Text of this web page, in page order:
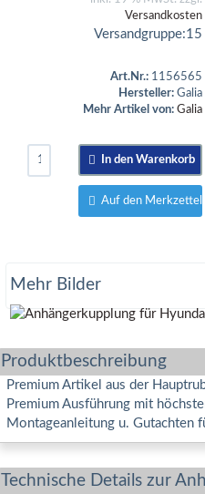
Versandkosten
Versandgruppe:15
Art.Nr.: 1156565
Hersteller: Galia
Mehr Artikel von: Galia
In den Warenkorb
Auf den Merkzettel
Mehr Bilder
Produktbeschreibung
Premium Artikel aus der
Premium Ausführung mit
Montageanleitung u. Gutachten
Technische Details zur